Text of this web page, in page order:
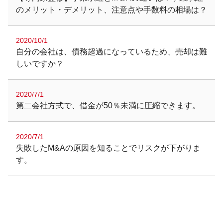
のメリット・デメリット、注意点や手数料の相場は？
2020/10/1
自分の会社は、債務超過になっているため、売却は難
しいですか？
2020/7/1
第二会社方式で、借金が50％未満に圧縮できます。
2020/7/1
失敗したM&Aの原因を知ることでリスクが下がりま
す。